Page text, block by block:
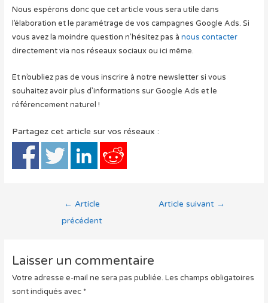
Nous espérons donc que cet article vous sera utile dans
l’élaboration et le paramétrage de vos campagnes Google Ads. Si
vous avez la moindre question n’hésitez pas à nous contacter
directement via nos réseaux sociaux ou ici même.
Et n’oubliez pas de vous inscrire à notre newsletter si vous
souhaitez avoir plus d’informations sur Google Ads et le
référencement naturel !
Partagez cet article sur vos réseaux :
Navigation
← Article
précédent
Article suivant →
Laisser un commentaire
Votre adresse e-mail ne sera pas publiée. Les champs obligatoires
sont indiqués avec *